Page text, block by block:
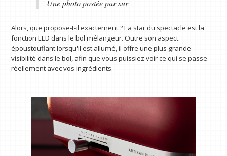
Une photo postée par sur
Alors, que propose-t-il exactement ? La star du spectacle est la
fonction LED dans le bol mélangeur. Outre son aspect
époustouflant lorsqu'il est allumé, il offre une plus grande
visibilité dans le bol, afin que vous puissiez voir ce qui se passe
réellement avec vos ingrédients.